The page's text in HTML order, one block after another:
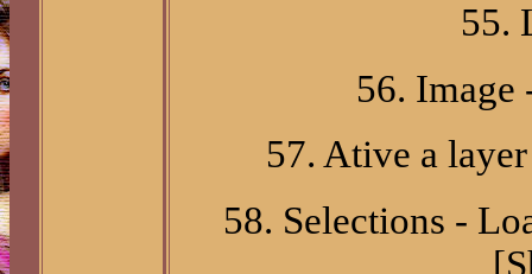
55.
56.
57. Ative a
58. Selections -